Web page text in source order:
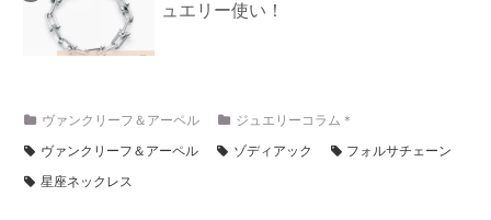
ュエリー使い！
ヴァンクリーフ＆アーペル
ジュエリーコラム＊
ヴァンクリーフ＆アーペル
ゾディアック
フォルサチェーン
星座ネックレス